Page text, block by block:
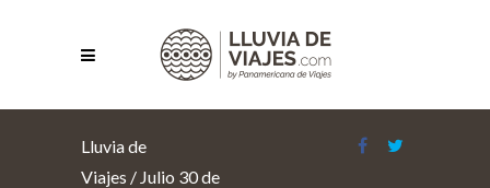
Lluvia de
Viajes / Julio 30 de